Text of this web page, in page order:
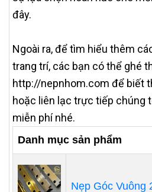
đây.
Ngoài ra, để tìm hiểu thêm
trang trí, các bạn có thể ghé
http://nepnhom.com để biết
hoặc liên lạc trực tiếp chúng
miễn phí nhé.
Danh mục sản phẩm
Nẹp Góc Vuông